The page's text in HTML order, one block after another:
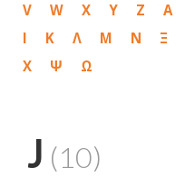
V
W X Y Z Α
Ι
Κ Λ Μ Ν Ξ
Χ
Ψ Ω
J (10)